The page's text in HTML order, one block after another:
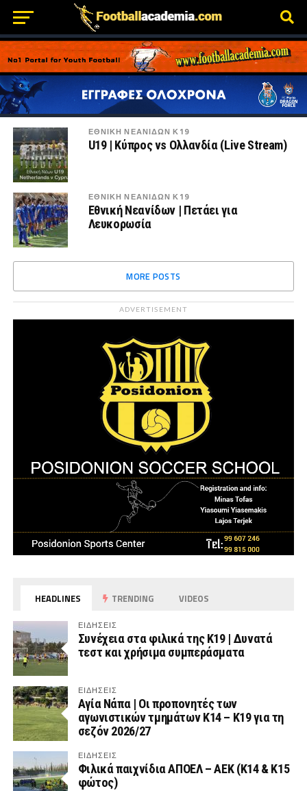
ΕΘΝΙΚΗ ΝΕΑΝΙΔΩΝ Κ19
U19 | Κύπρος vs Ολλανδία (Live Stream)
ΕΘΝΙΚΗ ΝΕΑΝΙΔΩΝ Κ19
Εθνική Νεανίδων | Πετάει για
Λευκορωσία
MORE POSTS
ADVERTISEMENT
HEADLINES TRENDING VIDEOS
ΕΙΔΗΣΕΙΣ
Συνέχεια στα φιλικά της Κ19 | Δυνατά
τεστ και χρήσιμα συμπεράσματα
ΕΙΔΗΣΕΙΣ
Αγία Νάπα | Οι προπονητές των
αγωνιστικών τμημάτων Κ14 – Κ19 για τη
σεζόν 2026/27
ΕΙΔΗΣΕΙΣ
Φιλικά παιχνίδια ΑΠΟΕΛ – ΑΕΚ (Κ14 & Κ15
φώτος)